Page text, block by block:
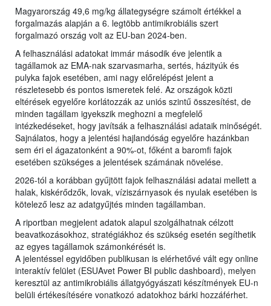
Magyarország 49,6 mg/kg állategységre számolt értékkel a
forgalmazás alapján a 6. legtöbb antimikrobiális szert
forgalmazó ország volt az EU-ban 2024-ben.
A felhasználási adatokat immár második éve jelentik a
tagállamok az EMA-nak szarvasmarha, sertés, házityúk és
pulyka fajok esetében, ami nagy előrelépést jelent a
részletesebb és pontos ismeretek felé. Az országok közti
eltérések egyelőre korlátozzák az uniós szintű összesítést, de
minden tagállam igyekszik meghozni a megfelelő
intézkedéseket, hogy javítsák a felhasználási adataik minőségét.
Sajnálatos, hogy a jelentési hajlandóság egyelőre hazánkban
sem éri el ágazatonként a 90%-ot, főként a baromfi fajok
esetében szükséges a jelentések számának növelése.
2026-tól a korábban gyűjtött fajok felhasználási adatai mellett a
halak, kiskérődzők, lovak, víziszárnyasok és nyulak esetében is
kötelező lesz az adatgyűjtés minden tagállamban.
A riportban megjelent adatok alapul szolgálhatnak célzott
beavatkozásokhoz, stratégiákhoz és szükség esetén segíthetik
az egyes tagállamok számonkérését is.
A jelentéssel egyidőben publikusan is elérhetővé vált egy online
interaktív felület (ESUAvet Power BI public dashboard), melyen
keresztül az antimikrobiális állatgyógyászati készítmények EU-n
belüli értékesítésére vonatkozó adatokhoz bárki hozzáférhet.